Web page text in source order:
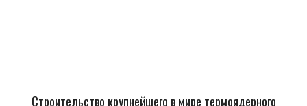
Строительство крупнейшего в мире термоядерного